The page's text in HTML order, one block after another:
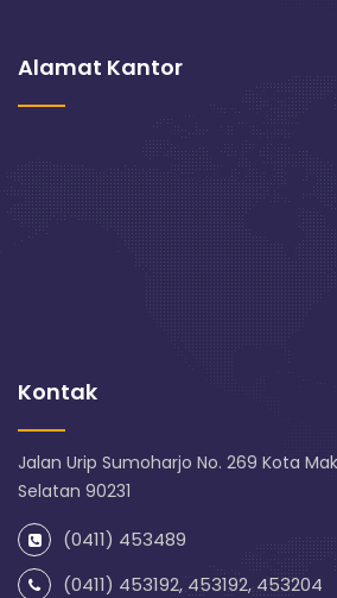
Alamat Kantor
Kontak
Jalan Urip Sumoharjo No. 269 Kota
Selatan 90231
(0411) 453489
(0411) 453192, 453192, 453204